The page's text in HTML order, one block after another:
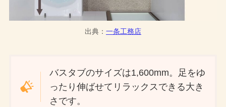
出典： 一条工務店
バスタブのサイズは1,600mm。足をゆ
ったり伸ばせてリラックスできる大き
さです。